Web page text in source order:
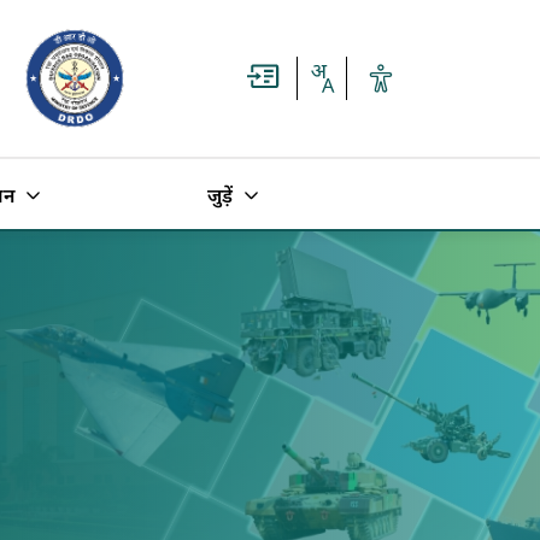
जुड़ें